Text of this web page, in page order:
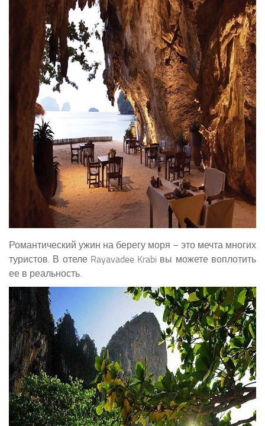
Романтический ужин на берегу моря – это мечта многих
туристов. В отеле Rayavadee Krabi вы можете воплотить
ее в реальность.